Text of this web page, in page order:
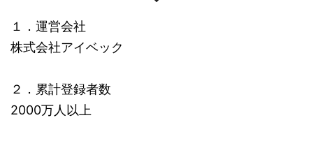
１．運営会社
株式会社アイベック
２．累計登録者数
2000万人以上